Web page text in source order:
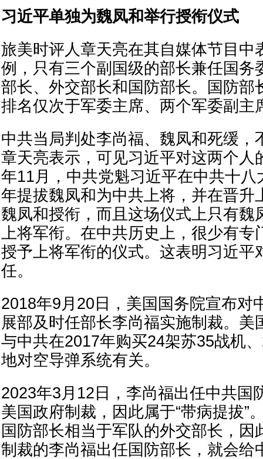
习近平单独为魏凤和举行授衔仪式
旅美时评人章天亮在其自媒体节目中
例，只有三个副国级的部长兼任国务
部长、外交部长和国防部长。国防部
排名仅次于军委主席、两个军委副主
中共当局判处李尚福、魏凤和死缓，
章天亮表示，可见习近平对这两个人
年11月，中共党魁习近平在中共十八
年提拔魏凤和为中共上将，并在晋升
魏凤和授衔，而且这场仪式上只有魏
上将军衔。在中共历史上，很少有专
授予上将军衔的仪式。这表明习近平
任。
2018年9月20日，美国国务院宣布对
展部及时任部长李尚福实施制裁。美
与中共在2017年购买24架苏35战机
地对空导弹系统有关。
2023年3月12日，李尚福出任中共国
美国政府制裁，因此属于“带病提拔”
国防部长相当于军队的外交部长，因
制裁的李尚福出任国防部长，就会给